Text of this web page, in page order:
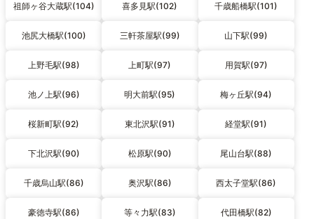
祖師ヶ谷大蔵駅(104) 喜多見駅(102) 千歳船橋駅(101)
池尻大橋駅(100) 三軒茶屋駅(99) 山下駅(99)
上野毛駅(98) 上町駅(97) 用賀駅(97)
池ノ上駅(96) 明大前駅(95) 梅ヶ丘駅(94)
桜新町駅(92) 東北沢駅(91) 経堂駅(91)
下北沢駅(90) 松原駅(90) 尾山台駅(88)
千歳烏山駅(86) 奥沢駅(86) 西太子堂駅(86)
豪徳寺駅(86) 等々力駅(83) 代田橋駅(82)